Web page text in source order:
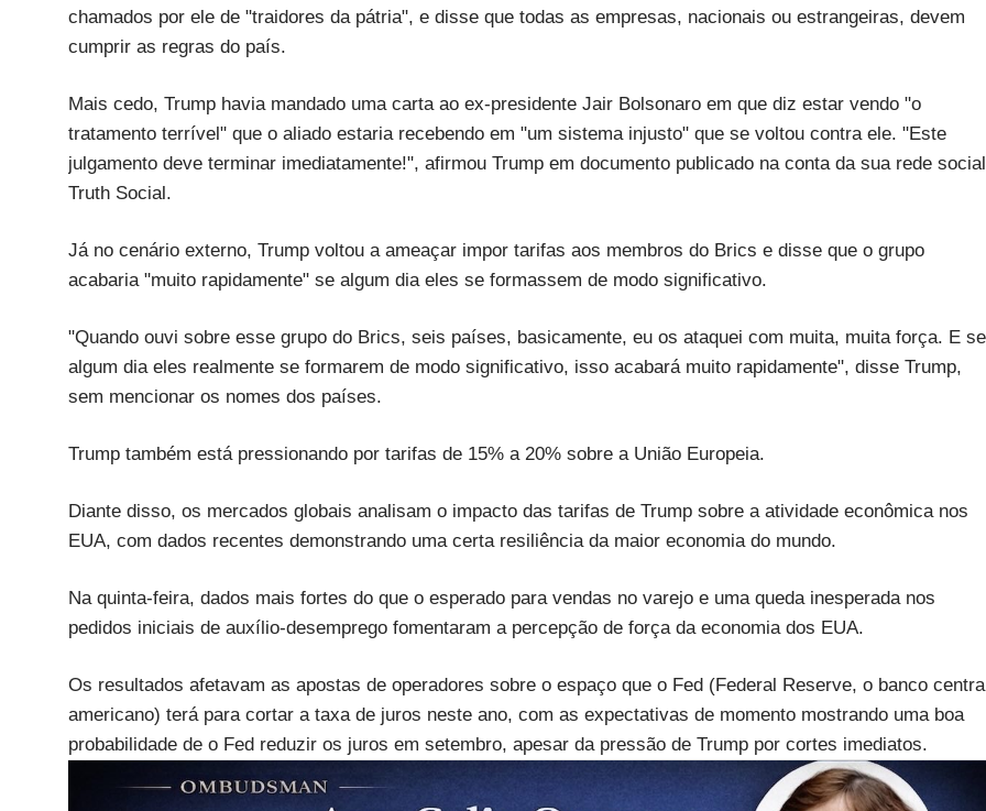
chamados por ele de "traidores da pátria", e disse que todas as empresas, nacionais ou estrangeiras, devem
cumprir as regras do país.
Mais cedo, Trump havia mandado uma carta ao ex-presidente Jair Bolsonaro em que diz estar vendo "o
tratamento terrível" que o aliado estaria recebendo em "um sistema injusto" que se voltou contra ele. "Este
julgamento deve terminar imediatamente!", afirmou Trump em documento publicado na conta da sua rede social
Truth Social.
Já no cenário externo, Trump voltou a ameaçar impor tarifas aos membros do Brics e disse que o grupo
acabaria "muito rapidamente" se algum dia eles se formassem de modo significativo.
"Quando ouvi sobre esse grupo do Brics, seis países, basicamente, eu os ataquei com muita, muita força. E se
algum dia eles realmente se formarem de modo significativo, isso acabará muito rapidamente", disse Trump,
sem mencionar os nomes dos países.
Trump também está pressionando por tarifas de 15% a 20% sobre a União Europeia.
Diante disso, os mercados globais analisam o impacto das tarifas de Trump sobre a atividade econômica nos
EUA, com dados recentes demonstrando uma certa resiliência da maior economia do mundo.
Na quinta-feira, dados mais fortes do que o esperado para vendas no varejo e uma queda inesperada nos
pedidos iniciais de auxílio-desemprego fomentaram a percepção de força da economia dos EUA.
Os resultados afetavam as apostas de operadores sobre o espaço que o Fed (Federal Reserve, o banco
americano) terá para cortar a taxa de juros neste ano, com as expectativas de momento mostrando uma boa
probabilidade de o Fed reduzir os juros em setembro, apesar da pressão de Trump por cortes imediatos.